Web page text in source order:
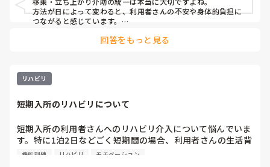
方法が日によって変わると、利用者さんの不安や身体的負担に
つながると感じています。
これまでの現場では、
・実技での確認を行う
といった取り組みをしていました。
特に「なぜその方法なのか」という理由まで共有すると、スタ
完璧を目指すよりも、最低限守るポイントを明確にすることが
継続のコツかなと思います。
回答をもっと見る
リハビリ
短期入所のリハビリについて
短期入所の利用者さんへのリハビリ介入について悩んでいま
す。特に1泊2日などごく短期間の場合、利用者さんの生活背
景や性格、モチベーション、目標まで把握することが難し
機能訓練 リハビリ モチベーション